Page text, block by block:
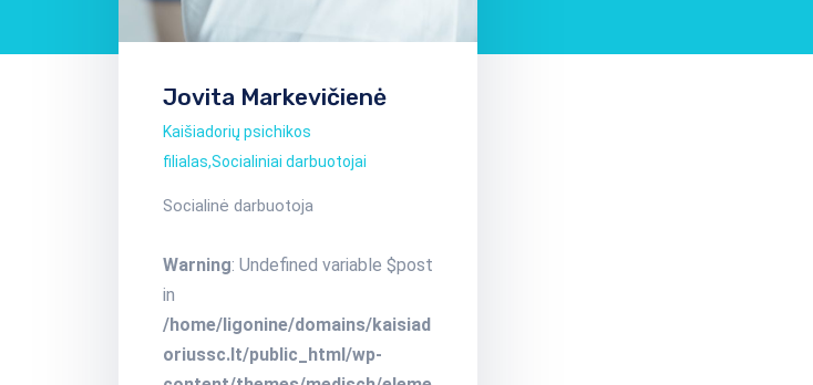
Jovita Markevičienė
Kaišiadorių psichikos
filialas,Socialiniai darbuotojai
Socialinė darbuotoja
Warning: Undefined variable $post
in
/home/ligonine/domains/kaisiad
oriussc.lt/public_html/wp-